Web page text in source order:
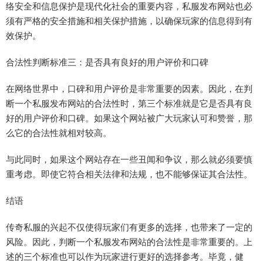
络安全和信息保护是现代化社会的重要内容，私服发布网站也必
须有严格的安全措施和相关保护措施，以确保玩家的信息得到有
效保护。
合法性判断标准三：是否具有良好的用户评价和口碑
在网络世界中，口碑和用户评价是非常重要的因素。因此，在判
断一个私服发布网站的合法性时，第三个标准就是它是否具有良
好的用户评价和口碑。如果这个网站被广大玩家认可和赞誉，那
么它的合法性就相对较高。
与此同时，如果这个网站存在一些丑闻和争议，那么就必须要慎
重考虑。即使它符合相关法律和法规，也不能够保证其合法性。
结语
传奇私服的兴起不仅使得玩家们有更多的选择，也带来了一定的
风险。因此，判断一个私服发布网站的合法性是非常重要的。上
述的三个标准也可以作为玩家进行更好的选择参考。毕竟，健